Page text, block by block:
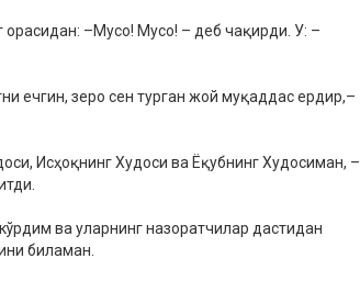
орасидан: –Мусо! Мусо! – деб чақирди. У: –
ечгин, зеро сен турган жой муқаддас ердир,–
Исҳоқнинг Худоси ва Ёқубнинг Худосиман, –
ва уларнинг назоратчилар дастидан
биламан.